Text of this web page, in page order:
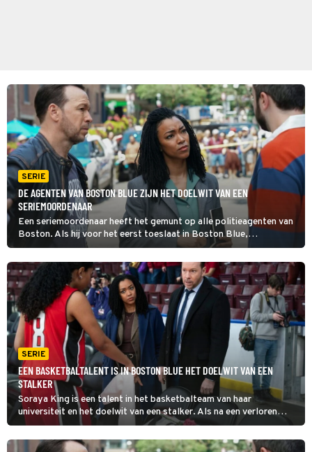
SERIE
DE AGENTEN VAN BOSTON BLUE ZIJN HET DOELWIT VAN EEN
SERIEMOORDENAAR
Een seriemoordenaar heeft het gemunt op alle politieagenten van
Boston. Als hij voor het eerst toeslaat in Boston Blue,
ontspringen Jonah Silver en Sean Reagan door puur toeval de
dans. Hun collega's hebben echter minder geluk.
SERIE
EEN BASKETBALTALENT IS IN BOSTON BLUE HET DOELWIT VAN EEN
STALKER
Soraya King is een talent in het basketbalteam van haar
universiteit en het doelwit van een stalker. Als na een verloren
wedstrijd Soraya's coach wordt vermoord, buigen Danny Reagan
en Lena Silver zich in Boston Blue over de zaak.